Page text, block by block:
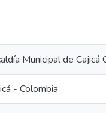
Municipal de Cajicá
- Colombia